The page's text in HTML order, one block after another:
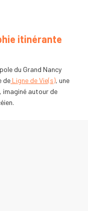
itinérante
du Grand Nancy
de Ligne de Vie(s), une
autour de